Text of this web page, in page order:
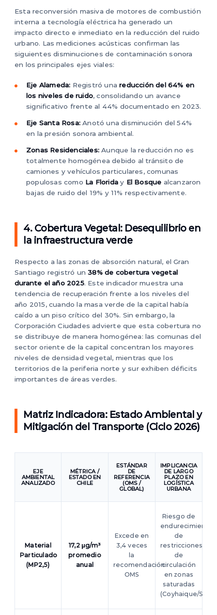
Esta reconversión masiva de motores de combustión
interna a tecnología eléctrica ha generado un
impacto directo e inmediato en la reducción del ruido
urbano. Las mediciones acústicas confirman las
siguientes disminuciones de contaminación sonora
en los principales ejes viales:
Eje Alameda: Registró unareducción del 64% en
los niveles de ruido, consolidando un avance
significativo frente al 44% documentado en 2023.
Eje Santa Rosa: Anotó una disminución del 54%
en la presión sonora ambiental.
Zonas Residenciales: Aunque la reducción no es
totalmente homogénea debido al tránsito de
camiones y vehículos particulares, comunas
populosas como La Florida y El Bosque alcanzaron
bajas de ruido del 19% y 11% respectivamente.
4. Cobertura Vegetal: Desequilibrio en
la infraestructura verde
Respecto a las zonas de absorción natural, el Gran
Santiago registró un38% de cobertura vegetal
durante el año 2025. Este indicador muestra una
tendencia de recuperación frente a los niveles del
año 2015, cuando la masa verde de la capital había
caído a un piso crítico del 30%. Sin embargo, la
Corporación Ciudades advierte que esta cobertura no
se distribuye de manera homogénea: las comunas del
sector oriente de la capital concentran los mayores
niveles de densidad vegetal, mientras que los
territorios de la periferia norte y sur exhiben déficits
importantes de áreas verdes.
Matriz Indicadora: Estado Ambiental y
Mitigación del Transporte (Ciclo 2026)
EJE
AMBIENTAL
ANALIZADO
MÉTRICA /
ESTADO EN
CHILE
ESTÁNDAR
DE
REFERENCIA
(OMS /
GLOBAL)
IMPLICANCIA
DE LARGO
PLAZO EN
LOGÍSTICA
URBANA
Material
Particulado
(MP2,5)
17,2 μg/m³
promedio
anual
Excede en
3,4 veces
la
recomendación
OMS
Riesgo de
endurecimiento
de
restricciones
de
circulación
en zonas
saturadas
(Coyhaique/